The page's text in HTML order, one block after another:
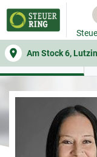
Am Stock 6,
WER SIE BERÄT